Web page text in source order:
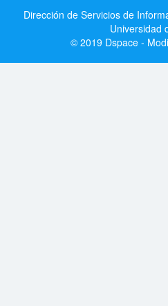
Dirección de Servicios de
Universidad
© 2019 Dspace -